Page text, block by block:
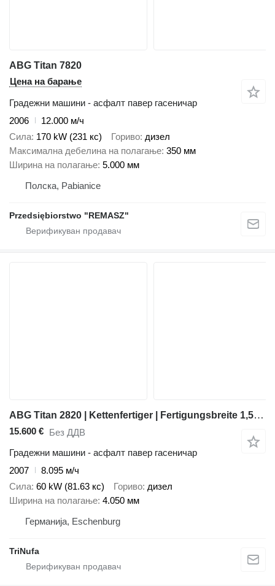
ABG Titan 7820
Цена на барање
Градежни машини - асфалт павер гасеничар
2006
12.000 м/ч
Сила 170 kW (231 кс) Гориво дизел
Максимална дебелина на полагање 350 мм
Ширина на полагање 5.000 мм
Полска, Pabianice
Przedsiębiorstwo "REMASZ"
ABG Titan 2820 | Kettenfertiger | Fertigungsbreite 1,5-4,05 m |
15.600 € Без ДДВ
Градежни машини - асфалт павер гасеничар
2007
8.095 м/ч
Сила 60 kW (81.63 кс) Гориво дизел
Ширина на полагање 4.050 мм
Германија, Eschenburg
TriNufa